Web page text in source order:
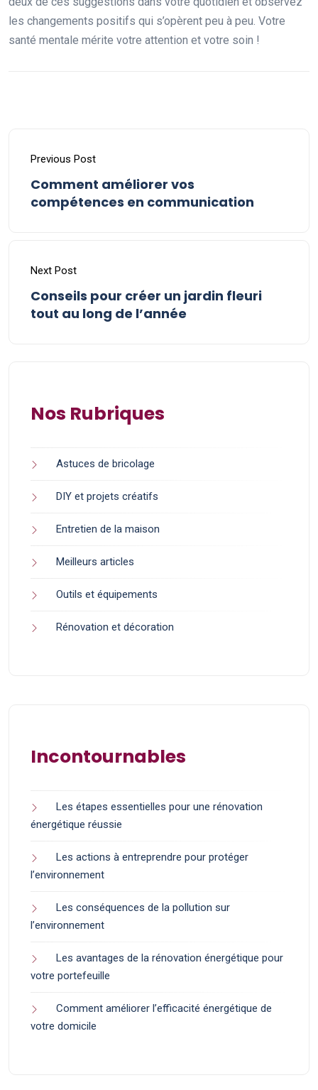
les changements positifs qui s’opèrent peu à peu. Votre
santé mentale mérite votre attention et votre soin !
Previous Post
Comment améliorer vos
compétences en communication
Next Post
Conseils pour créer un jardin fleuri
tout au long de l’année
Nos Rubriques
Astuces de bricolage
DIY et projets créatifs
Entretien de la maison
Meilleurs articles
Outils et équipements
Rénovation et décoration
Incontournables
Les étapes essentielles pour une rénovation
énergétique réussie
Les actions à entreprendre pour protéger
l’environnement
Les conséquences de la pollution sur
l’environnement
Les avantages de la rénovation énergétique pour
votre portefeuille
Comment améliorer l’efficacité énergétique de
votre domicile